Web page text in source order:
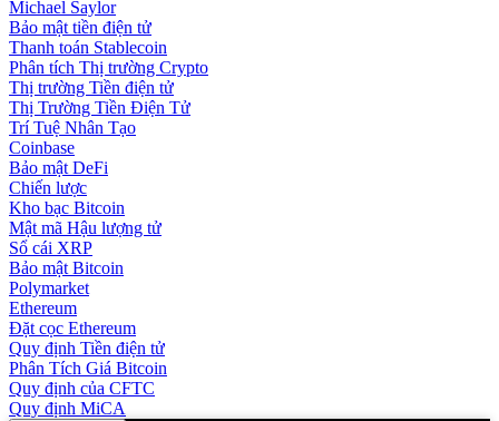
Michael Saylor
Bảo mật tiền điện tử
Thanh toán Stablecoin
Phân tích Thị trường Crypto
Thị trường Tiền điện tử
Thị Trường Tiền Điện Tử
Trí Tuệ Nhân Tạo
Coinbase
Bảo mật DeFi
Chiến lược
Kho bạc Bitcoin
Mật mã Hậu lượng tử
Sổ cái XRP
Bảo mật Bitcoin
Polymarket
Ethereum
Đặt cọc Ethereum
Quy định Tiền điện tử
Phân Tích Giá Bitcoin
Quy định của CFTC
Quy định MiCA